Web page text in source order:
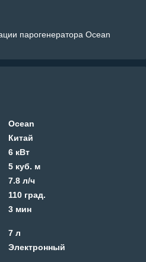
парогенератора Ocean
Ocean
Китай
6 кВт
5 куб. м
7.8 л/ч
110 град.
3 мин
7 л
Электронный